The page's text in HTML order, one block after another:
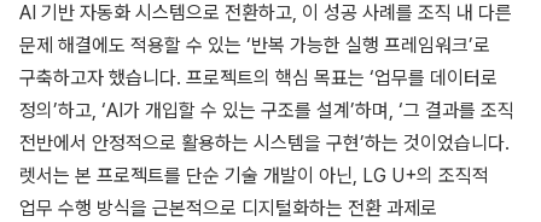
AI 기반 자동화 시스템으로 전환하고, 이 성공 사례를 조직 내 다른
문제 해결에도 적용할 수 있는 ‘반복 가능한 실행 프레임워크’로
구축하고자 했습니다. 프로젝트의 핵심 목표는 ‘업무를 데이터로
정의’하고, ‘AI가 개입할 수 있는 구조를 설계’하며, ‘그 결과를 조직
전반에서 안정적으로 활용하는 시스템을 구현’하는 것이었습니다.
렛서는 본 프로젝트를 단순 기술 개발이 아닌, LG U+의 조직적
업무 수행 방식을 근본적으로 디지털화하는 전환 과제로